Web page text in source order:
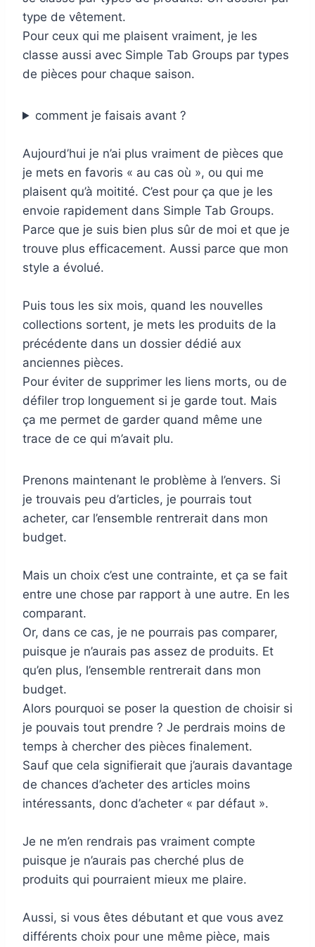
type de vêtement.
Pour ceux qui me plaisent vraiment, je les
classe aussi avec Simple Tab Groups par types
de pièces pour chaque saison.
comment je faisais avant ?
Aujourd’hui je n’ai plus vraiment de pièces que
je mets en favoris « au cas où », ou qui me
plaisent qu’à moitité. C’est pour ça que je les
envoie rapidement dans Simple Tab Groups.
Parce que je suis bien plus sûr de moi et que je
trouve plus efficacement. Aussi parce que mon
style a évolué.
Puis tous les six mois, quand les nouvelles
collections sortent, je mets les produits de la
précédente dans un dossier dédié aux
anciennes pièces.
Pour éviter de supprimer les liens morts, ou de
défiler trop longuement si je garde tout. Mais
ça me permet de garder quand même une
trace de ce qui m’avait plu.
Prenons maintenant le problème à l’envers. Si
je trouvais peu d’articles, je pourrais tout
acheter, car l’ensemble rentrerait dans mon
budget.
Mais un choix c’est une contrainte, et ça se fait
entre une chose par rapport à une autre. En les
comparant.
Or, dans ce cas, je ne pourrais pas comparer,
puisque je n’aurais pas assez de produits. Et
qu’en plus, l’ensemble rentrerait dans mon
budget.
Alors pourquoi se poser la question de choisir si
je pouvais tout prendre ? Je perdrais moins de
temps à chercher des pièces finalement.
Sauf que cela signifierait que j’aurais davantage
de chances d’acheter des articles moins
intéressants, donc d’acheter « par défaut ».
Je ne m’en rendrais pas vraiment compte
puisque je n’aurais pas cherché plus de
produits qui pourraient mieux me plaire.
Aussi, si vous êtes débutant et que vous avez
différents choix pour une même pièce, mais